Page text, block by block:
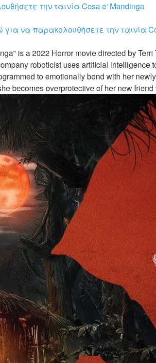
την ταινία Cosa e' Mandinga
για να παρακολουθήσετε την ταινία
roboticist uses artificial intelligence
to emotionally bond with her
becomes overprotective of her new